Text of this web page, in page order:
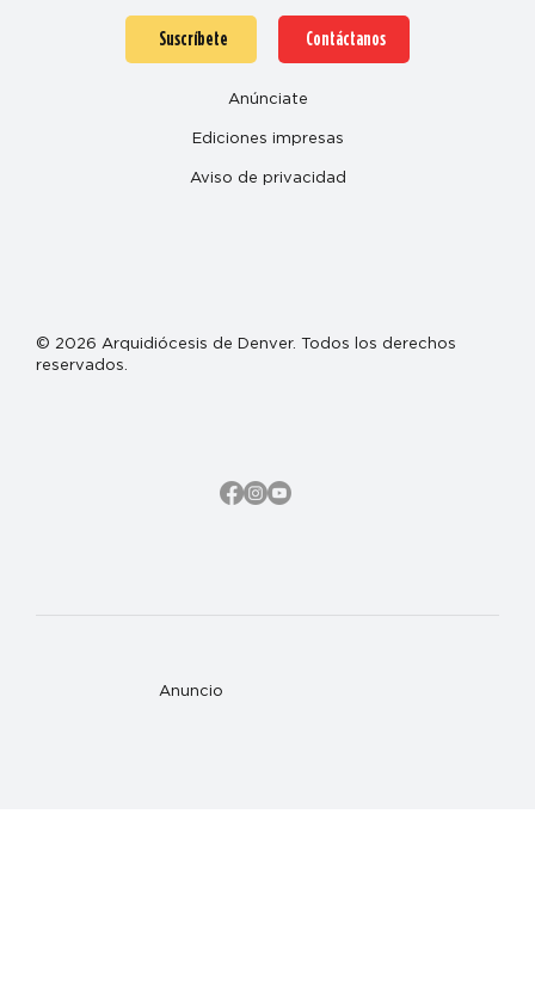
Anuncio
Suscríbete Contáctanos
Anúnciate
Ediciones impresas
Aviso de privacidad
© 2026 Arquidiócesis de Denver. Todos los derechos
reservados.